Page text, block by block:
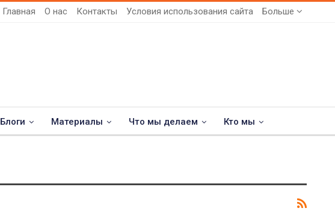
Главная О нас Контакты Условия использования сайта Больше
Блоги Материалы Что мы делаем Кто мы